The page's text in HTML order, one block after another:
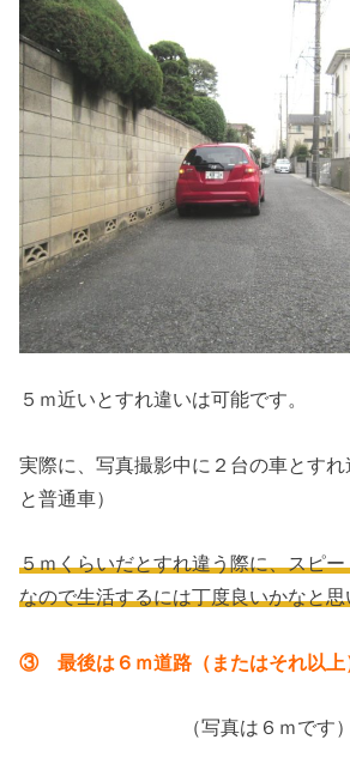
５ｍ近いとすれ違いは可能です。
実際に、写真撮影中に２台の車とす
と普通車）
５ｍくらいだとすれ違う際に、スピ
なので生活するには丁度良いかなと
③ 最後は６ｍ道路（またはそれ以上
（写真は６ｍです）